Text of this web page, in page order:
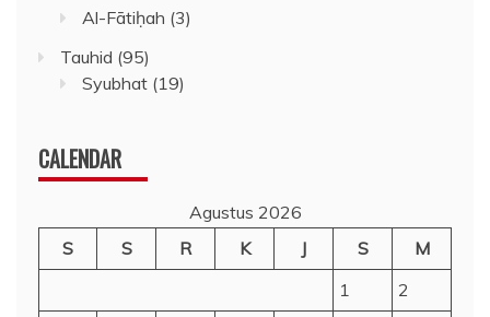
Al-Fātiḥah (3)
Tauhid (95)
Syubhat (19)
CALENDAR
Agustus 2026
S
S R K J S
M
1
2